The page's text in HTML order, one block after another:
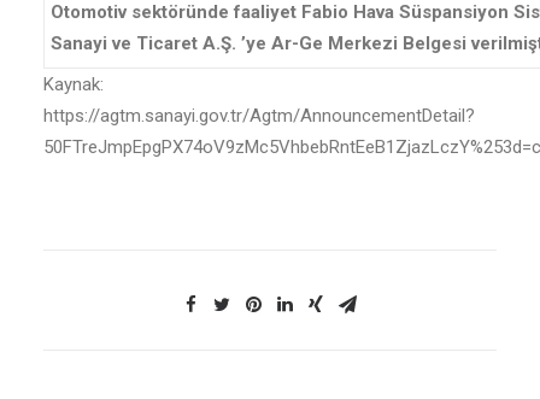
Otomotiv sektöründe faaliyet Fabio Hava Süspansiyon
Sanayi ve Ticaret A.Ş. ’ye Ar-Ge Merkezi Belgesi
Kaynak:
https://agtm.sanayi.gov.tr/Agtm/AnnouncementDetail?